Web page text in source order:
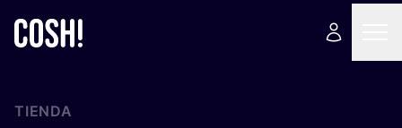
TIENDA